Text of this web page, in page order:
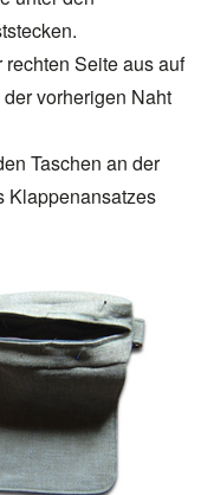
Seite aus auf
vorherigen Naht
Taschen an der
Klappenansatzes